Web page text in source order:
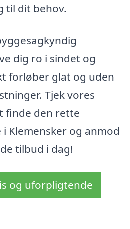
til dit behov.
dig ro i sindet og
forløber glat og uden
Tjek vores
finde den rette
Klemensker og anmod
tilbud i dag!
og uforpligtende